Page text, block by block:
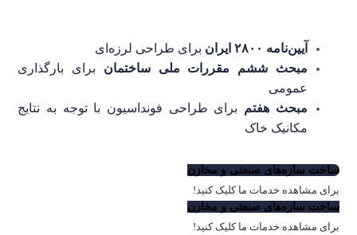
آیین‌نامه ۲۸۰۰ ایران
برای طراحی لرزه‌ای
مبحث ششم مقررات ملی ساختمان برای بارگذاری
عمومی
مبحث هفتم برای طراحی فونداسیون با توجه به نتایج
مکانیک خاک
ساخت سازه‌های صنعتی و مخازن
برای مشاهده خدمات ما کلیک کنید!
ساخت سازه‌های صنعتی و مخازن
برای مشاهده خدمات ما کلیک کنید!